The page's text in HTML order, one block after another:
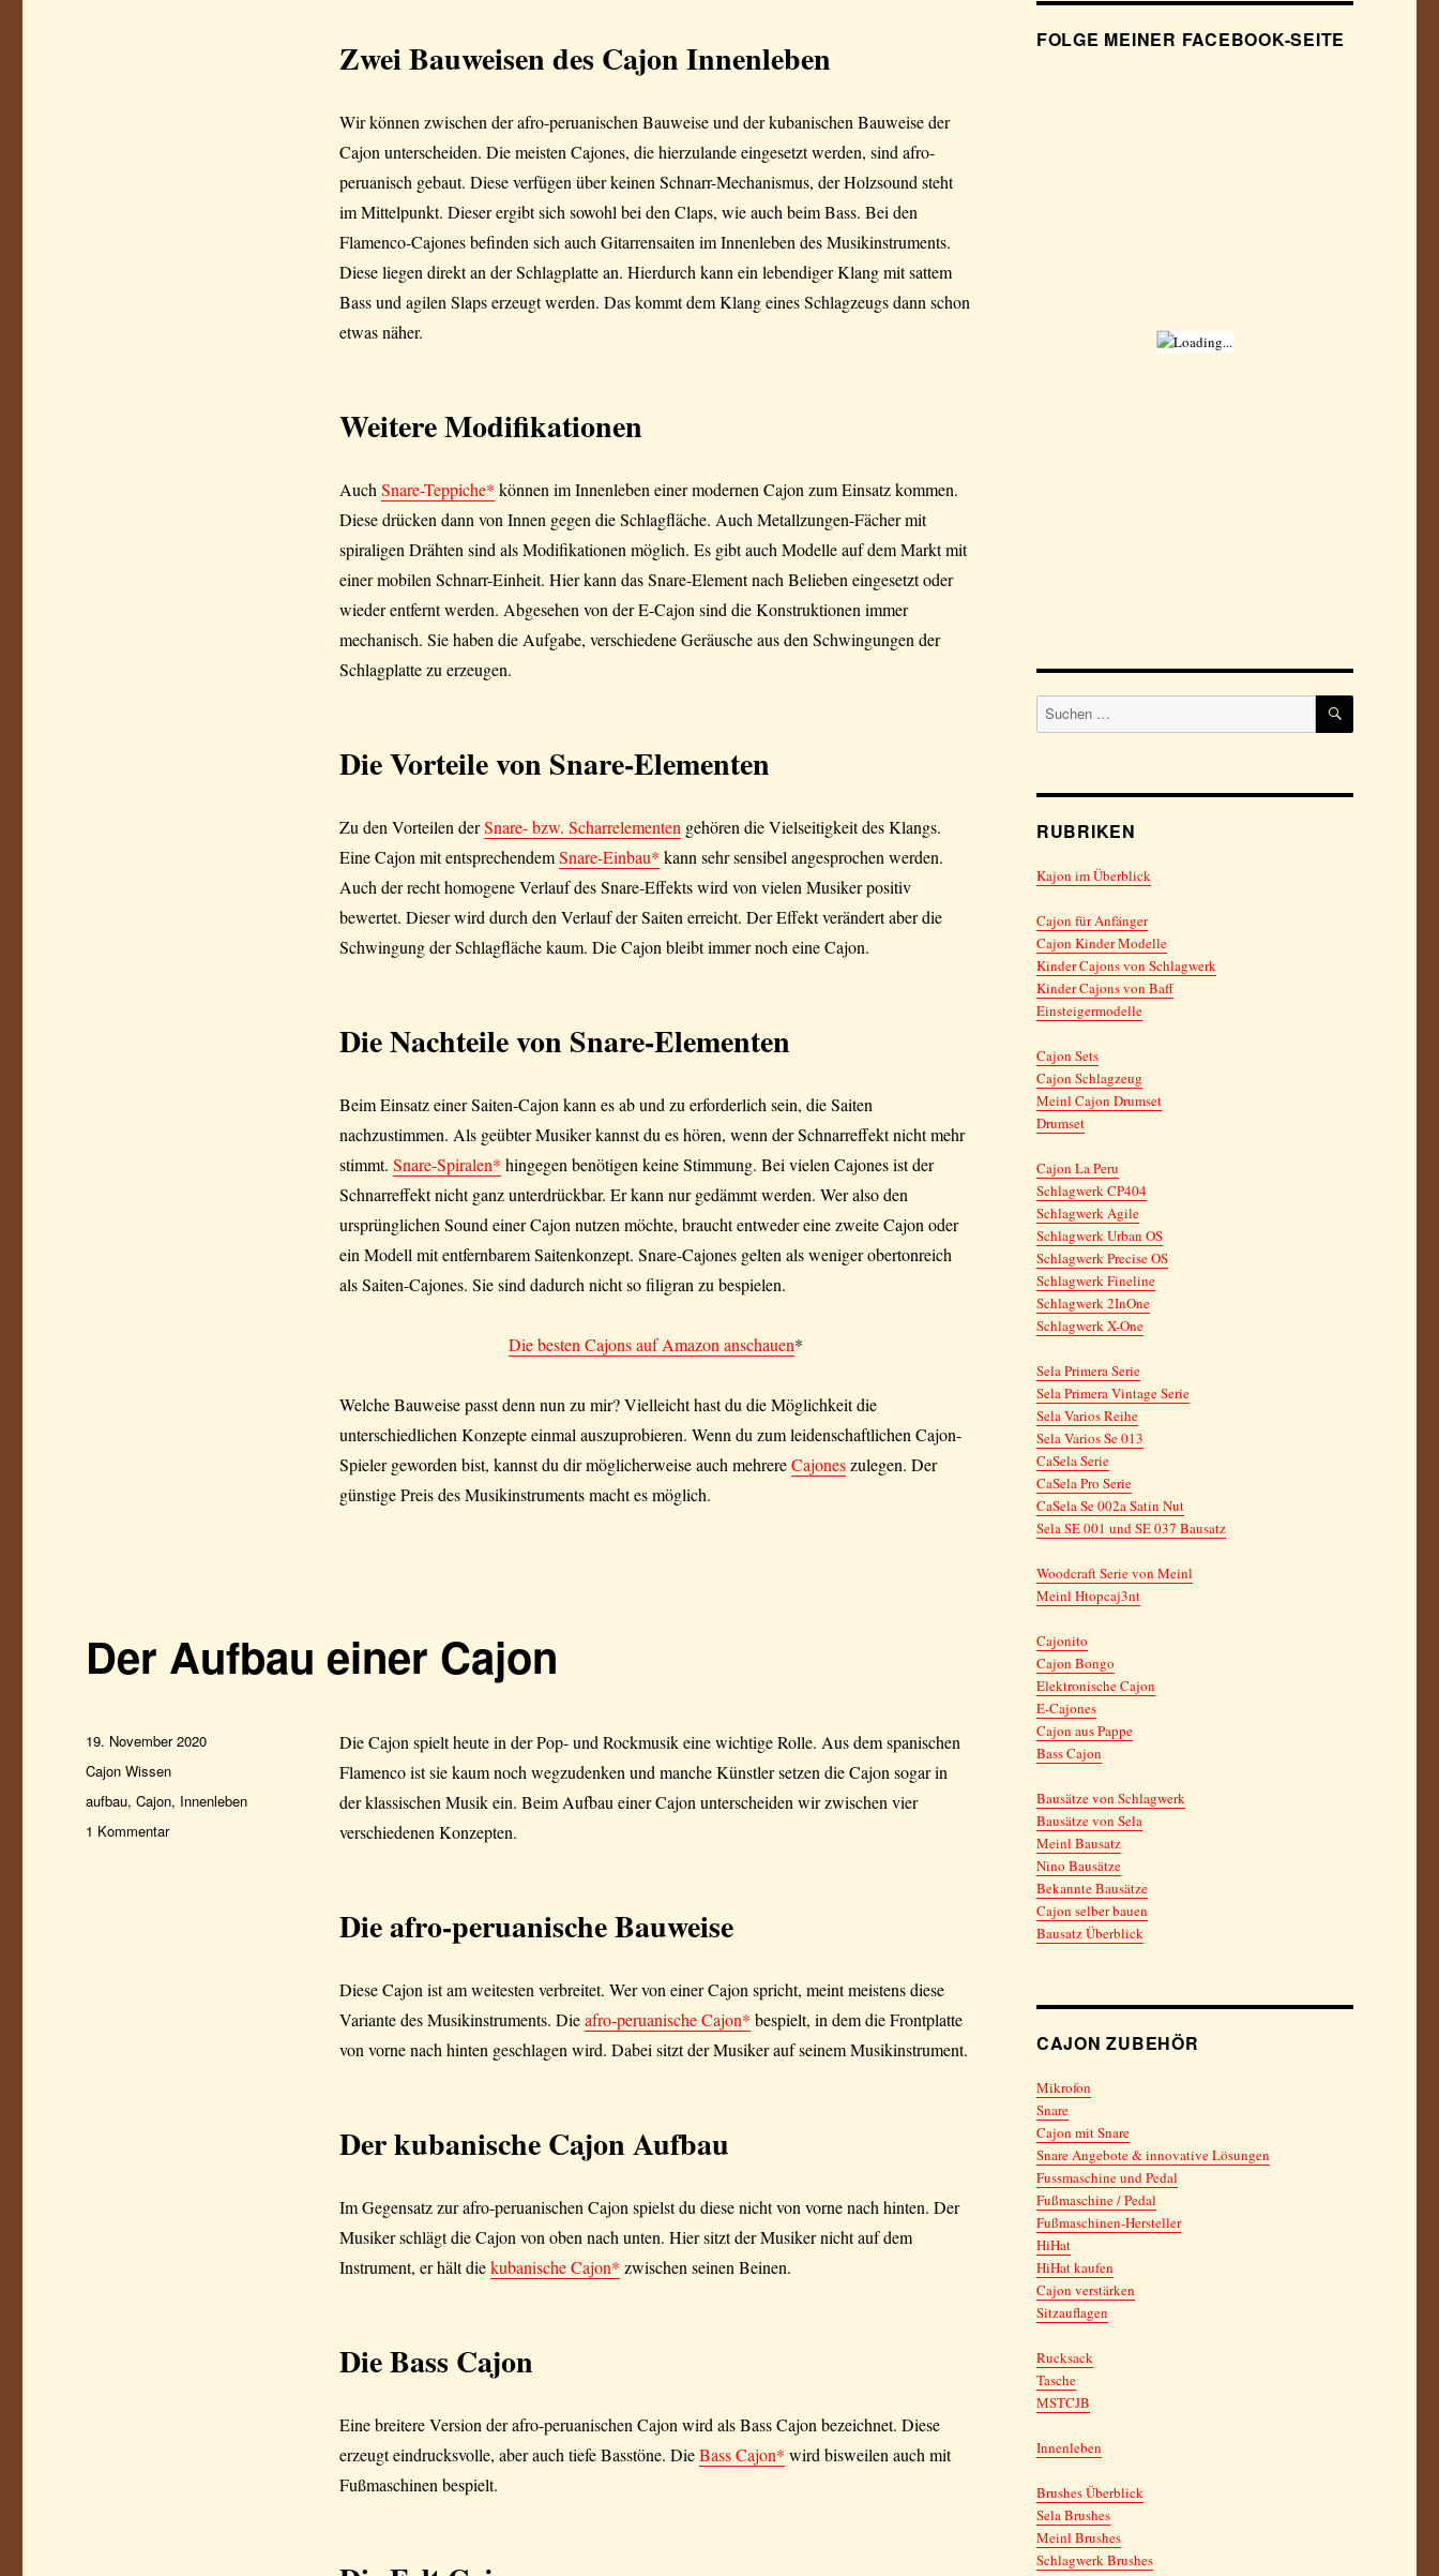
Zwei Bauweisen des Cajon Innenleben
Wir können zwischen der afro-peruanischen Bauweise und der kubanischen Bauweise der
Cajon unterscheiden. Die meisten Cajones, die hierzulande eingesetzt werden, sind afro-
peruanisch gebaut. Diese verfügen über keinen Schnarr-Mechanismus, der Holzsound steht
im Mittelpunkt. Dieser ergibt sich sowohl bei den Claps, wie auch beim Bass. Bei den
Flamenco-Cajones befinden sich auch Gitarrensaiten im Innenleben des Musikinstruments.
Diese liegen direkt an der Schlagplatte an. Hierdurch kann ein lebendiger Klang mit sattem
Bass und agilen Slaps erzeugt werden. Das kommt dem Klang eines Schlagzeugs dann schon
etwas näher.
Weitere Modifikationen
AuchSnare-Teppiche* können im Innenleben einer modernen Cajon zum Einsatz kommen.
Diese drücken dann von Innen gegen die Schlagfläche. Auch Metallzungen-Fächer mit
spiraligen Drähten sind als Modifikationen möglich. Es gibt auch Modelle auf dem Markt mit
einer mobilen Schnarr-Einheit. Hier kann das Snare-Element nach Belieben eingesetzt oder
wieder entfernt werden. Abgesehen von der E-Cajon sind die Konstruktionen immer
mechanisch. Sie haben die Aufgabe, verschiedene Geräusche aus den Schwingungen der
Schlagplatte zu erzeugen.
Die Vorteile von Snare-Elementen
Zu den Vorteilen derSnare- bzw. Scharrelementengehören die Vielseitigkeit des Klangs.
Eine Cajon mit entsprechendemSnare-Einbau* kann sehr sensibel angesprochen werden.
Auch der recht homogene Verlauf des Snare-Effekts wird von vielen Musiker positiv
bewertet. Dieser wird durch den Verlauf der Saiten erreicht. Der Effekt verändert aber die
Schwingung der Schlagfläche kaum. Die Cajon bleibt immer noch eine Cajon.
Die Nachteile von Snare-Elementen
Beim Einsatz einer Saiten-Cajon kann es ab und zu erforderlich sein, die Saiten
nachzustimmen. Als geübter Musiker kannst du es hören, wenn der Schnarreffekt nicht mehr
stimmt. Snare-Spiralen* hingegen benötigen keine Stimmung. Bei vielen Cajones ist der
Schnarreffekt nicht ganz unterdrückbar. Er kann nur gedämmt werden. Wer also den
ursprünglichen Sound einer Cajon nutzen möchte, braucht entweder eine zweite Cajon oder
ein Modell mit entfernbarem Saitenkonzept. Snare-Cajones gelten als weniger obertonreich
als Saiten-Cajones. Sie sind dadurch nicht so filigran zu bespielen.
Die besten Cajons auf Amazon anschauen*
Welche Bauweise passt denn nun zu mir? Vielleicht hast du die Möglichkeit die
unterschiedlichen Konzepte einmal auszuprobieren. Wenn du zum leidenschaftlichen Cajon-
Spieler geworden bist, kannst du dir möglicherweise auch mehrereCajoneszulegen. Der
günstige Preis des Musikinstruments macht es möglich.
Der Aufbau einer Cajon
Die Cajon spielt heute in der Pop- und Rockmusik eine wichtige Rolle. Aus dem spanischen
Flamenco ist sie kaum noch wegzudenken und manche Künstler setzen die Cajon sogar in
der klassischen Musik ein. Beim Aufbau einer Cajon unterscheiden wir zwischen vier
verschiedenen Konzepten.
Die afro-peruanische Bauweise
Diese Cajon ist am weitesten verbreitet. Wer von einer Cajon spricht, meint meistens diese
Variante des Musikinstruments. Dieafro-peruanische Cajon* bespielt, in dem die Frontplatte
von vorne nach hinten geschlagen wird. Dabei sitzt der Musiker auf seinem Musikinstrument.
Der kubanische Cajon Aufbau
Im Gegensatz zur afro-peruanischen Cajon spielst du diese nicht von vorne nach hinten. Der
Musiker schlägt die Cajon von oben nach unten. Hier sitzt der Musiker nicht auf dem
Instrument, er hält diekubanische Cajon* zwischen seinen Beinen.
Die Bass Cajon
Eine breitere Version der afro-peruanischen Cajon wird als Bass Cajon bezeichnet. Diese
erzeugt eindrucksvolle, aber auch tiefe Basstöne. DieBass Cajon* wird bisweilen auch mit
Fußmaschinen bespielt.
Veröffentlicht
am
19. November 2020
Kategorien
Cajon Wissen
Schlagwörter
aufbau,Cajon, Innenleben
1 Kommentarzu
FOLGE MEINER FACEBOOK-SEITE
Suchen
nach:
SUCHEN
RUBRIKEN
Kajon im Überblick
Cajon für Anfänger
Cajon Kinder Modelle
Kinder Cajons von Schlagwerk
Kinder Cajons von Baff
Einsteigermodelle
Cajon Sets
Cajon Schlagzeug
Meinl Cajon Drumset
Drumset
Cajon La Peru
Schlagwerk CP404
Schlagwerk Agile
Schlagwerk Urban OS
Schlagwerk Precise OS
Schlagwerk Fineline
Schlagwerk 2InOne
Schlagwerk X-One
Sela Primera Serie
Sela Primera Vintage Serie
Sela Varios Reihe
Sela Varios Se 013
CaSela Serie
CaSela Pro Serie
CaSela Se 002a Satin Nut
Sela SE 001 und SE 037 Bausatz
Woodcraft Serie von Meinl
Meinl Htopcaj3nt
Cajonito
Cajon Bongo
Elektronische Cajon
E-Cajones
Cajon aus Pappe
Bass Cajon
Bausätze von Schlagwerk
Bausätze von Sela
Meinl Bausatz
Nino Bausätze
Bekannte Bausätze
Cajon selber bauen
Bausatz Überblick
CAJON ZUBEHÖR
Mikrofon
Snare
Cajon mit Snare
Snare Angebote & innovative Lösungen
Fussmaschine und Pedal
Fußmaschine / Pedal
Fußmaschinen-Hersteller
HiHat
HiHat kaufen
Cajon verstärken
Sitzauflagen
Rucksack
Tasche
MSTCJB
Innenleben
Brushes Überblick
Sela Brushes
Meinl Brushes
Schlagwerk Brushes